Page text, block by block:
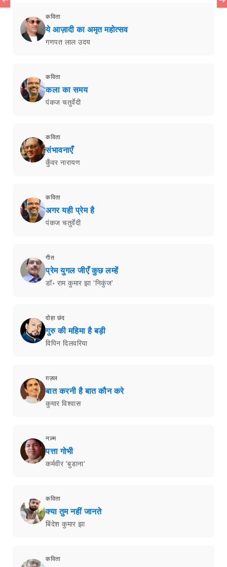
कविता
ये आज़ादी का अमृत महोत्सव
गणपत लाल उदय
कविता
कला का समय
पंकज चतुर्वेदी
कविता
संभावनाएँ
कुँवर नारायण
कविता
अगर यही प्रेम है
पंकज चतुर्वेदी
गीत
प्रेम युगल जीएँ कुछ लम्हें
डॉ॰ राम कुमार झा 'निकुंज'
दोहा छंद
गुरु की महिमा है बड़ी
विपिन दिलवरिया
ग़ज़ल
बात करनी है बात कौन करे
कुमार विश्वास
नज़्म
पत्ता गोभी
कर्मवीर 'बुडाना'
कविता
क्या तुम नहीं जानते
बिंदेश कुमार झा
कविता